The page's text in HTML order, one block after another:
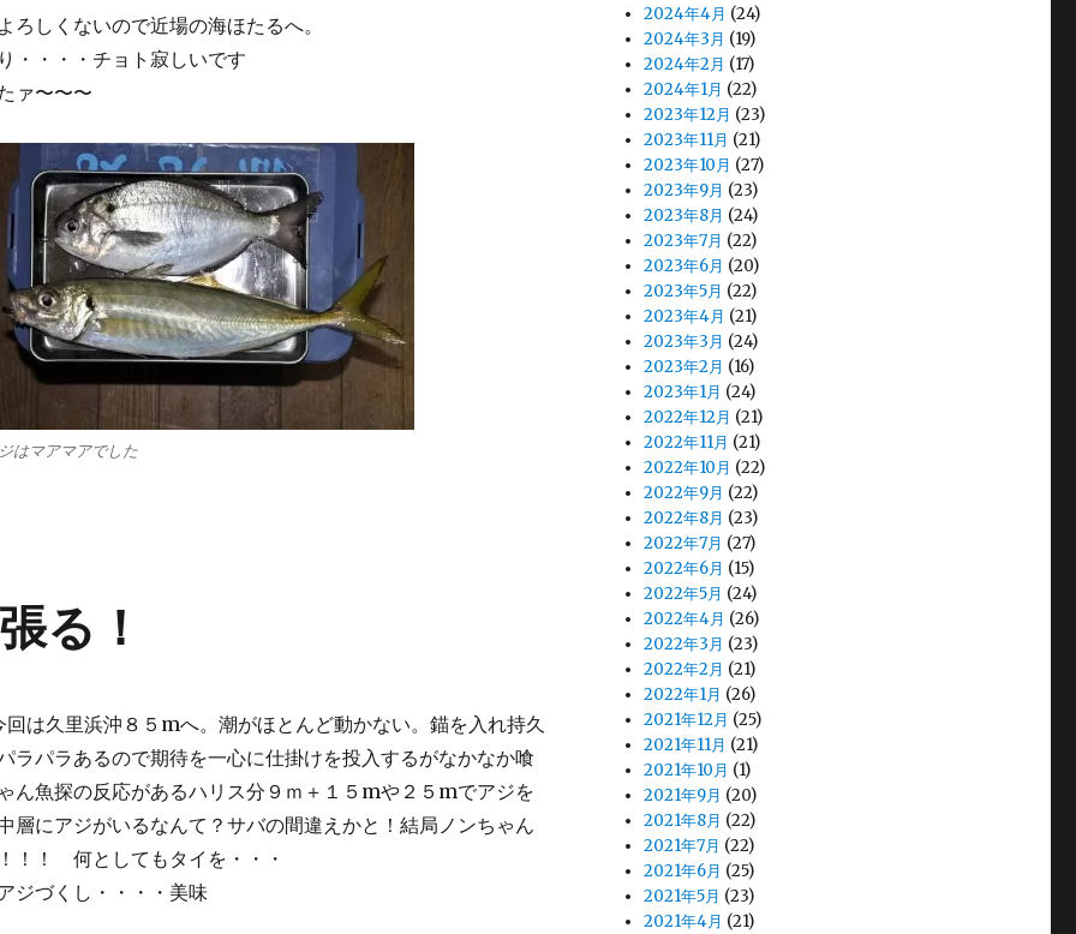
ろしくないので近場の海ほたるへ。
・・・・チョト寂しいです
ァ〜〜〜
はマアマアでした
る！
は久里浜沖８５mへ。潮がほとんど動かない。錨を入れ持久
ラパラあるので期待を一心に仕掛けを投入するがなかなか喰
ん魚探の反応があるハリス分９ｍ＋１５mや２５mでアジを
層にアジがいるなんて？サバの間違えかと！結局ノンちゃん
！！ 何としてもタイを・・・
ジづくし・・・・美味
2024年4月 (24)
2024年3月 (19)
2024年2月 (17)
2024年1月 (22)
2023年12月 (23)
2023年11月 (21)
2023年10月 (27)
2023年9月 (23)
2023年8月 (24)
2023年7月 (22)
2023年6月 (20)
2023年5月 (22)
2023年4月 (21)
2023年3月 (24)
2023年2月 (16)
2023年1月 (24)
2022年12月 (21)
2022年11月 (21)
2022年10月 (22)
2022年9月 (22)
2022年8月 (23)
2022年7月 (27)
2022年6月 (15)
2022年5月 (24)
2022年4月 (26)
2022年3月 (23)
2022年2月 (21)
2022年1月 (26)
2021年12月 (25)
2021年11月 (21)
2021年10月 (1)
2021年9月 (20)
2021年8月 (22)
2021年7月 (22)
2021年6月 (25)
2021年5月 (23)
2021年4月 (21)